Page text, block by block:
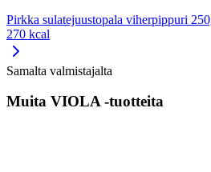
Pirkka sulatejuustopala viherpippuri
270 kcal
Samalta valmistajalta
Muita VIOLA -tuotteita